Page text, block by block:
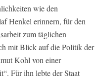
wie den
Henkel erinnern, für den
zum täglichen
mit Blick auf die Politik der
Kohl von einer
Für ihn lebte der Staat